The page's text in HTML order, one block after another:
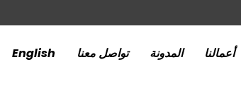
أعمالنا المدونة تواصل معنا English